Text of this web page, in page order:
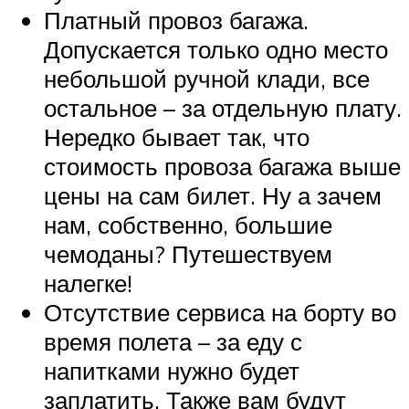
Платный провоз багажа.
Допускается только одно место
небольшой ручной клади, все
остальное – за отдельную плату.
Нередко бывает так, что
стоимость провоза багажа выше
цены на сам билет. Ну а зачем
нам, собственно, большие
чемоданы? Путешествуем
налегке!
Отсутствие сервиса на борту во
время полета – за еду с
напитками нужно будет
заплатить. Также вам будут